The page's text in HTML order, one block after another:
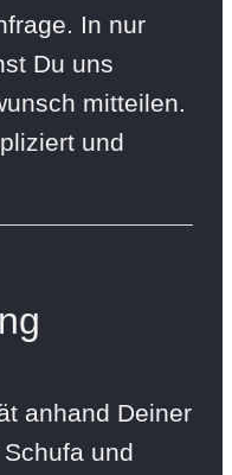
In nur
Du uns
mitteilen.
und
anhand Deiner
und